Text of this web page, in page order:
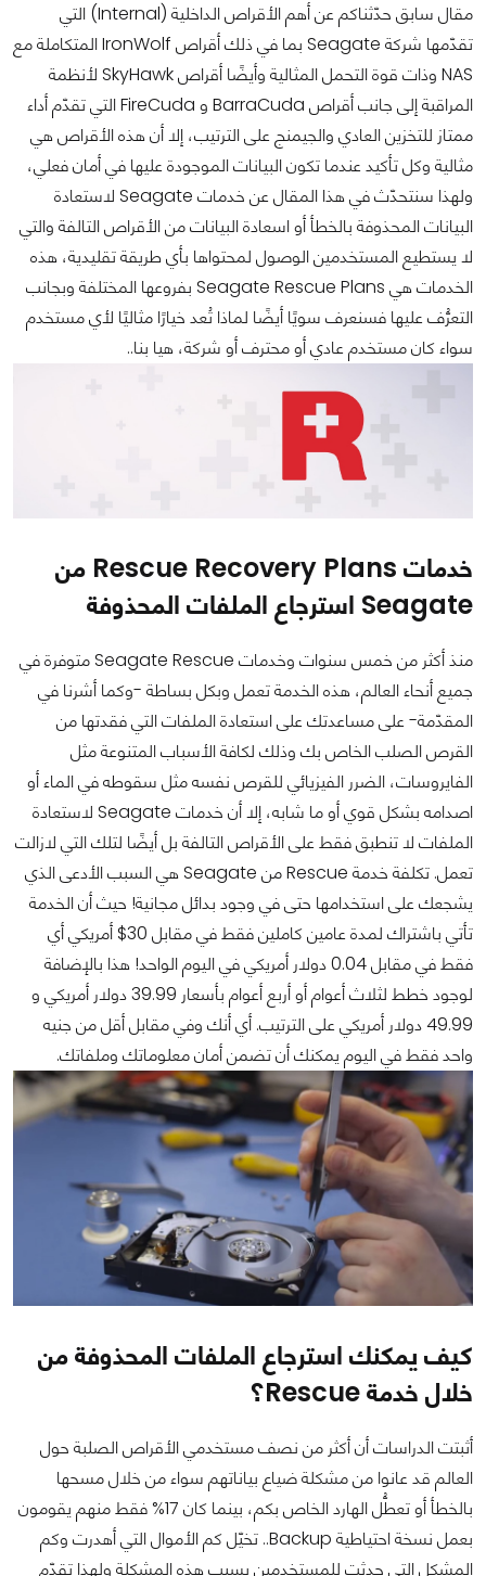
مقال سابق حدّثناكم عن أهم الأقراص الداخلية (Internal) التي
تقدّمها شركة Seagate بما في ذلك أقراص IronWolf المتكاملة مع
NAS وذات قوة التحمل المثالية وأيضًا أقراص SkyHawk لأنظمة
المراقبة إلى جانب أقراص BarraCuda و FireCuda التي تقدّم أداء
ممتاز للتخزين العادي والجيمنج على الترتيب، إلا أن هذه الأقراص هي
مثالية وكل تأكيد عندما تكون البيانات الموجودة عليها في أمان فعلي،
ولهذا سنتحدّث في هذا المقال عن خدمات Seagate لاستعادة
البيانات المحذوفة بالخطأ أو اسعادة البيانات من الأقراص التالفة والتي
لا يستطيع المستخدمين الوصول لمحتواها بأي طريقة تقليدية، هذه
الخدمات هي Seagate Rescue Plans بفروعها المختلفة وبجانب
التعرُّف عليها فسنعرف سويًا أيضًا لماذا تُعد خيارًا مثاليًا لأي مستخدم
سواء كان مستخدم عادي أو محترف أو شركة، هيا بنا..
خدمات Rescue Recovery Plans من
Seagate استرجاع الملفات المحذوفة
منذ أكثر من خمس سنوات وخدمات Seagate Rescue متوفرة في
جميع أنحاء العالم، هذه الخدمة تعمل وبكل بساطة -وكما أشرنا في
المقدّمة- على مساعدتك على استعادة الملفات التي فقدتها من
القرص الصلب الخاص بك وذلك لكافة الأسباب المتنوعة مثل
الفايروسات، الضرر الفيزيائي للقرص نفسه مثل سقوطه في الماء أو
اصدامه بشكل قوي أو ما شابه، إلا أن خدمات Seagate لاستعادة
الملفات لا تنطبق فقط على الأقراص التالفة بل أيضًا لتلك التي لازالت
تعمل. تكلفة خدمة Rescue من Seagate هي السبب الأدعى الذي
يشجعك على استخدامها حتى في وجود بدائل مجانية! حيث أن الخدمة
تأتي باشتراك لمدة عامين كاملين فقط في مقابل 30$ أمريكي أي
فقط في مقابل 0.04 دولار أمريكي في اليوم الواحد! هذا بالإضافة
لوجود خطط لثلاث أعوام أو أربع أعوام بأسعار 39.99 دولار أمريكي و
49.99 دولار أمريكي على الترتيب. أي أنك وفي مقابل أقل من جنيه
واحد فقط في اليوم يمكنك أن تضمن أمان معلوماتك وملفاتك.
كيف يمكنك استرجاع الملفات المحذوفة من
خلال خدمة Rescue؟
أثبتت الدراسات أن أكثر من نصف مستخدمي الأقراص الصلبة حول
العالم قد عانوا من مشكلة ضياع بياناتهم سواء من خلال مسحها
بالخطأ أو تعطُّل الهارد الخاص بكم، بينما كان 17% فقط منهم يقومون
بعمل نسخة احتياطية Backup.. تخيّل كم الأموال التي أهدرت وكم
المشكل التي حدثت للمستخدمين بسبب هذه المشكلة ولهذا تقدّم